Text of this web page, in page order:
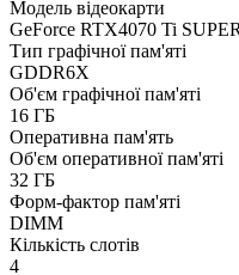
Модель відеокарти
GeForce RTX4070 Ti SUPER
Тип графічної пам'яті
GDDR6X
Об'єм графічної пам'яті
16 ГБ
Оперативна пам'ять
Об'єм оперативної пам'яті
32 ГБ
Форм-фактор пам'яті
DIMM
Кількість слотів
4